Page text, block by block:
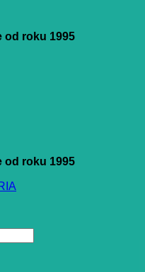
od roku 1995
od roku 1995